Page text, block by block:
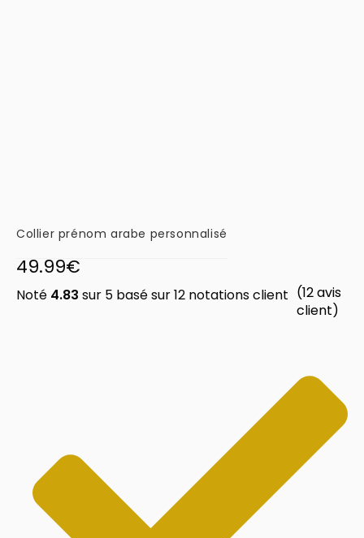
Collier prénom arabe personnalisé
49.99€
Noté 4.83 sur 5 basé sur12 notations client (12avis
client)